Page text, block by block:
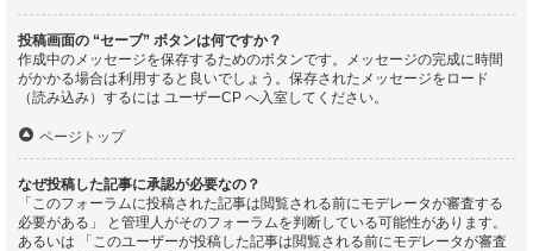
投稿画面の “セーブ” ボタンは何ですか？
作成中のメッセージを保存するためのボタンです。メッセージの完成に時間
がかかる場合は利用すると良いでしょう。保存されたメッセージをロード
（読み込み）するには ユーザーCP へ入室してください。
ページトップ
なぜ投稿した記事に承認が必要なの？
「このフォーラムに投稿された記事は閲覧される前にモデレータが審査する
必要がある」 と管理人がそのフォーラムを判断している可能性があります。
あるいは 「このユーザーが投稿した記事は閲覧される前にモデレータが審査